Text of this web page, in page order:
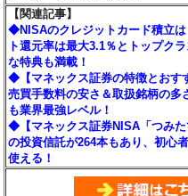
【関連記事】
◆NISAのクレジットカード積立
ト還元率は最大3.1％とトップク
な特典も満載！
◆【マネックス証券の特徴とおす
売買手数料の安さ＆取扱銘柄の多
も業界最強レベル！
◆【マネックス証券NISA「つみ
の投資信託が264本もあり、初心
使える！